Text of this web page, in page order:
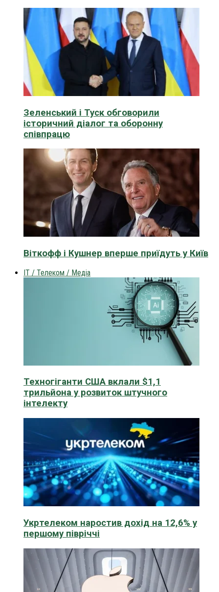
Зеленський і Туск обговорили
історичний діалог та оборонну
співпрацю
Віткофф і Кушнер вперше приїдуть у Київ
IT / Телеком / Медіа
Техногіганти США вклали $1,1
трильйона у розвиток штучного
інтелекту
Укртелеком наростив дохід на 12,6% у
першому півріччі